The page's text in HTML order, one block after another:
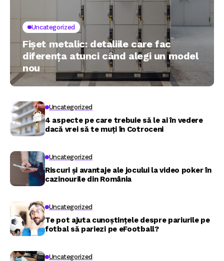
Uncategorized
Fișet metalic: detaliile care fac
diferența atunci când alegi un model
nou
Uncategorized
4 aspecte pe care trebuie să le ai în vedere
dacă vrei să te muți în Cotroceni
Uncategorized
Riscuri și avantaje ale jocului la video poker în
cazinourile din România
Uncategorized
Te pot ajuta cunoștințele despre pariurile pe
fotbal să pariezi pe eFootball?
Uncategorized